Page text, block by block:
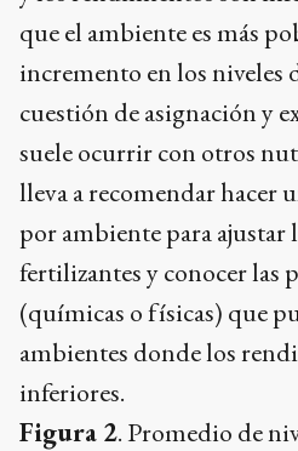
que el ambiente es más
incremento en los niveles
cuestión de asignación y
suele ocurrir con otros
lleva a recomendar hacer
por ambiente para ajustar
fertilizantes y conocer las
(químicas o físicas) que
ambientes donde los
inferiores.
Figura 2. Promedio de